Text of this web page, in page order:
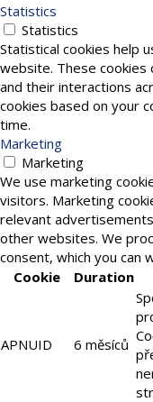
Statistics
Statistics
Statistical cookies help
website. These cookies
and their interactions
cookies based on your
time.
Marketing
Marketing
We use marketing
visitors. Marketing
relevant
other websites. We
consent, which you can
Cookie
Duration
APNUID 6 měsíců